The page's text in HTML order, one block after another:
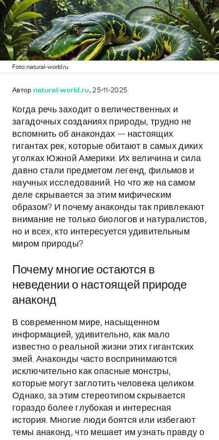
Foto: natural-world.ru
Автор natural-world.ru , 25-11-2025
Когда речь заходит о величественных и
загадочных созданиях природы, трудно не
вспомнить об анакондах — настоящих
гигантах рек, которые обитают в самых диких
уголках Южной Америки. Их величина и сила
давно стали предметом легенд, фильмов и
научных исследований. Но что же на самом
деле скрывается за этим мифическим
образом? И почему анаконды так привлекают
внимание не только биологов и натуралистов,
но и всех, кто интересуется удивительным
миром природы?
Почему многие остаются в
неведении о настоящей природе
анаконд
В современном мире, насыщенном
информацией, удивительно, как мало
известно о реальной жизни этих гигантских
змей. Анаконды часто воспринимаются
исключительно как опасные монстры,
которые могут заглотить человека целиком.
Однако, за этим стереотипом скрывается
гораздо более глубокая и интересная
история. Многие люди боятся или избегают
темы анаконд, что мешает им узнать правду о